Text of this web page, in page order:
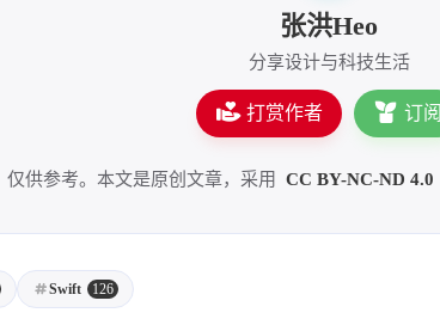
some View {
张洪Heo
分享设计与科技生活
打赏作者 订阅
仅供参考。本文是原创文章，采用 CC BY-NC-ND 4.0
Swift 126